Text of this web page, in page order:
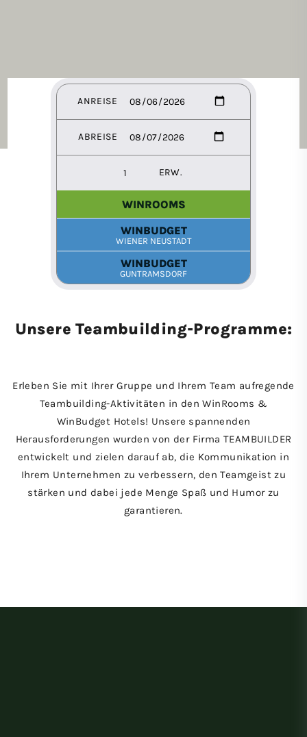
Unsere Teambuilding-Programme:
Erleben Sie mit Ihrer Gruppe und Ihrem Team aufregende
Teambuilding-Aktivitäten in den WinRooms &
WinBudget Hotels! Unsere spannenden
Herausforderungen wurden von der Firma TEAMBUILDER
entwickelt und zielen darauf ab, die Kommunikation in
Ihrem Unternehmen zu verbessern, den Teamgeist zu
stärken und dabei jede Menge Spaß und Humor zu
garantieren.